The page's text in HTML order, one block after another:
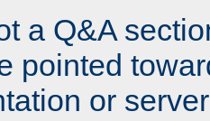
a Q&A
pointed
or